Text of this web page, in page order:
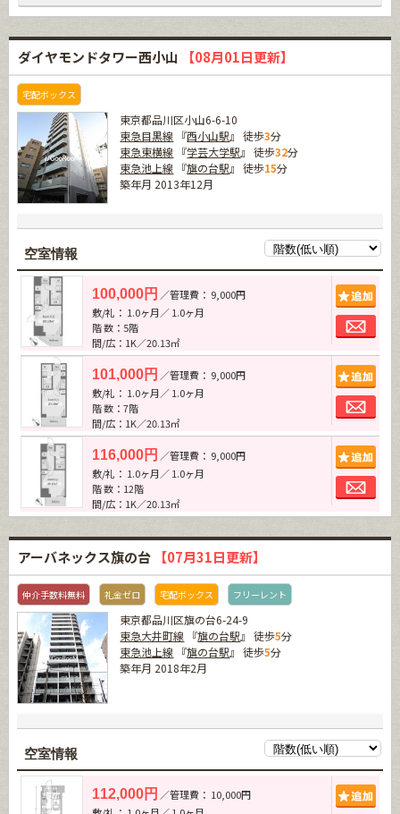
ダイヤモンドタワー西小山 【08月01日更新】
宅配ボックス
東京都品川区小山6-6-10
東急目黒線 『西小山駅』 徒歩3分
東急東横線 『学芸大学駅』 徒歩32分
東急池上線 『旗の台駅』 徒歩15分
築年月 2013年12月
空室情報
100,000円 ／管理費： 9,000円
敷/礼： 1.0ヶ月／ 1.0ヶ月
階 数：5階
間/広：1K／20.13㎡
101,000円 ／管理費： 9,000円
敷/礼： 1.0ヶ月／ 1.0ヶ月
階 数：7階
間/広：1K／20.13㎡
116,000円 ／管理費： 9,000円
敷/礼： 1.0ヶ月／ 1.0ヶ月
階 数：12階
間/広：1K／20.13㎡
アーバネックス旗の台 【07月31日更新】
仲介手数料無料 礼金ゼロ 宅配ボックス フリーレント
東京都品川区旗の台6-24-9
東急大井町線 『旗の台駅』 徒歩5分
東急池上線 『旗の台駅』 徒歩5分
築年月 2018年2月
空室情報
112,000円 ／管理費： 10,000円